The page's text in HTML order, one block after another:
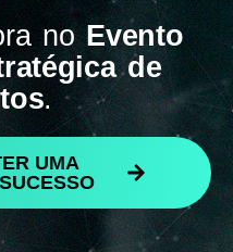
noEvento
de
.
UMA